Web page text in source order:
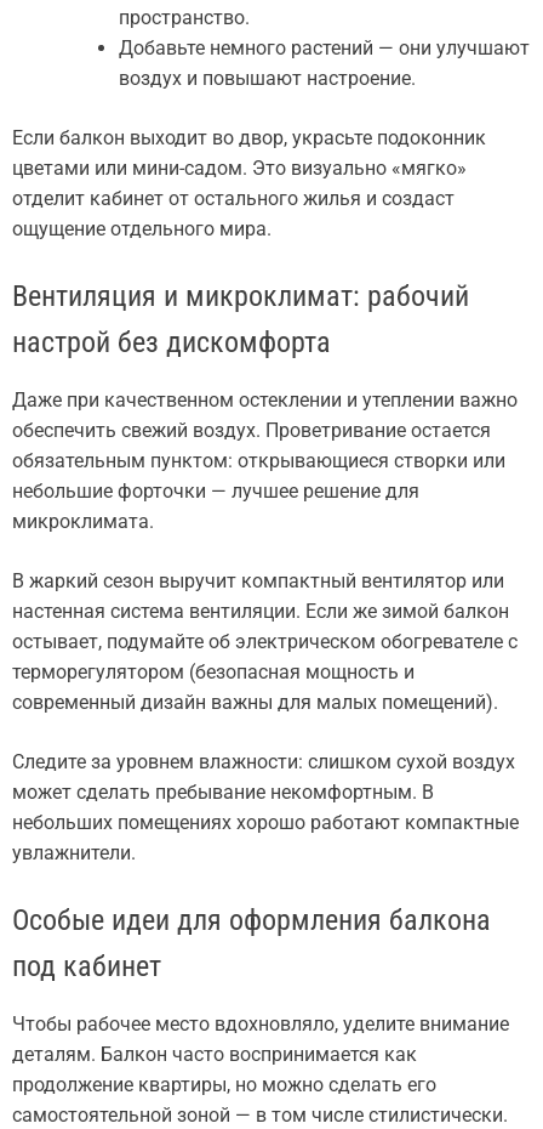
пространство.
Добавьте немного растений — они улучшают
воздух и повышают настроение.
Если балкон выходит во двор, украсьте подоконник
цветами или мини-садом. Это визуально «мягко»
отделит кабинет от остального жилья и создаст
ощущение отдельного мира.
Вентиляция и микроклимат: рабочий
настрой без дискомфорта
Даже при качественном остеклении и утеплении важно
обеспечить свежий воздух. Проветривание остается
обязательным пунктом: открывающиеся створки или
небольшие форточки — лучшее решение для
микроклимата.
В жаркий сезон выручит компактный вентилятор или
настенная система вентиляции. Если же зимой балкон
остывает, подумайте об электрическом обогревателе с
терморегулятором (безопасная мощность и
современный дизайн важны для малых помещений).
Следите за уровнем влажности: слишком сухой воздух
может сделать пребывание некомфортным. В
небольших помещениях хорошо работают компактные
увлажнители.
Особые идеи для оформления балкона
под кабинет
Чтобы рабочее место вдохновляло, уделите внимание
деталям. Балкон часто воспринимается как
продолжение квартиры, но можно сделать его
самостоятельной зоной — в том числе стилистически.